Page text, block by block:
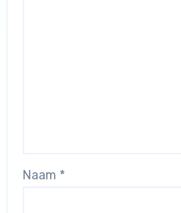
Naam *